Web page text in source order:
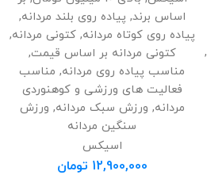
,
اساس برند, پیاده روی بلند مردانه,
پیاده روی کوتاه مردانه,کتونی مردانه,
کتونی مردانه بر اساس قیمت,
مناسب پیاده روی مردانه, مناسب
فعالیت های ورزشی و کوهنوردی
مردانه, ورزش سبک مردانه, ورزش
سنگین مردانه
اسیکس
12,900,000 تومان